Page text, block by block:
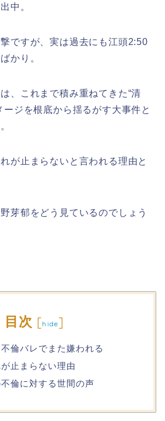
中。
ですが、実は過去にも江頭2:50
かり。
、これまで積み重ねてきた“清
ージを根底から揺るがす大事件と
が止まらないと言われる理由と
芽郁をどう見ているのでしょう
目次 [hide]
倫バレでまた嫌われる
止まらない理由
倫に対する世間の声